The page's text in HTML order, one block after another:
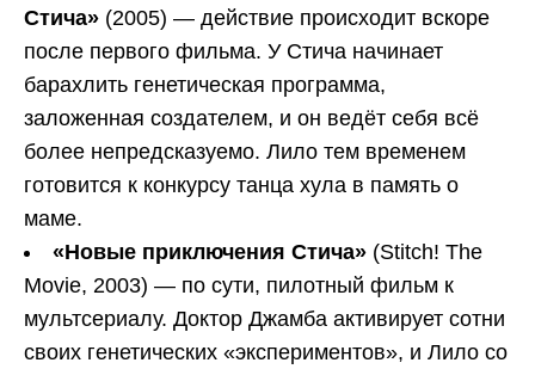
Стича» (2005) — действие происходит вскоре
после первого фильма. У Стича начинает
барахлить генетическая программа,
заложенная создателем, и он ведёт себя всё
более непредсказуемо. Лило тем временем
готовится к конкурсу танца хула в память о
маме.
«Новые приключения Стича» (Stitch! The
Movie, 2003) — по сути, пилотный фильм к
мультсериалу. Доктор Джамба активирует сотни
своих генетических «экспериментов», и Лило со